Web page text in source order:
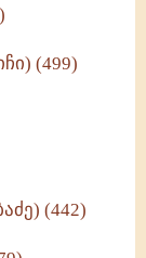
(499)
(442)